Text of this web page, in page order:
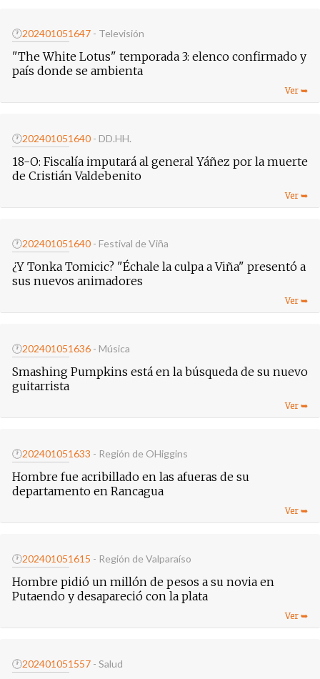
🕐202401051647 - Televisión
"The White Lotus" temporada 3: elenco confirmado y
país donde se ambienta
🕐202401051640 - DD.HH.
18-O: Fiscalía imputará al general Yáñez por la muerte
de Cristián Valdebenito
🕐202401051640 - Festival de Viña
¿Y Tonka Tomicic? "Échale la culpa a Viña" presentó a
sus nuevos animadores
🕐202401051636 - Música
Smashing Pumpkins está en la búsqueda de su nuevo
guitarrista
🕐202401051633 - Región de OHiggins
Hombre fue acribillado en las afueras de su
departamento en Rancagua
🕐202401051615 - Región de Valparaíso
Hombre pidió un millón de pesos a su novia en
Putaendo y desapareció con la plata
🕐202401051557 - Salud